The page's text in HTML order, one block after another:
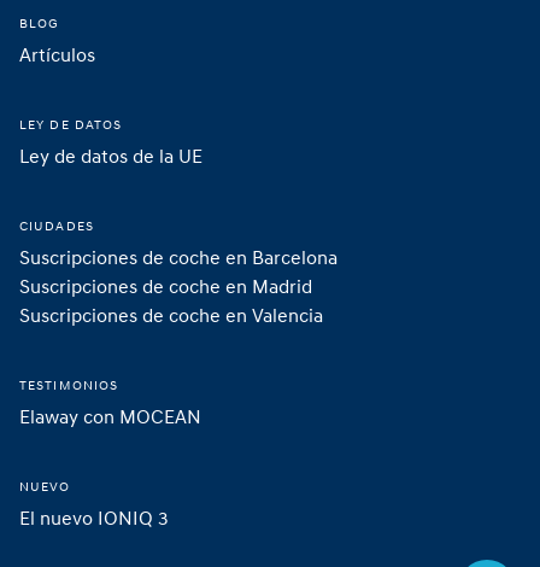
BLOG
Artículos
LEY DE DATOS
Ley de datos de la UE
CIUDADES
Suscripciones de coche en Barcelona
Suscripciones de coche en Madrid
Suscripciones de coche en Valencia
TESTIMONIOS
Elaway con MOCEAN
NUEVO
El nuevo IONIQ 3